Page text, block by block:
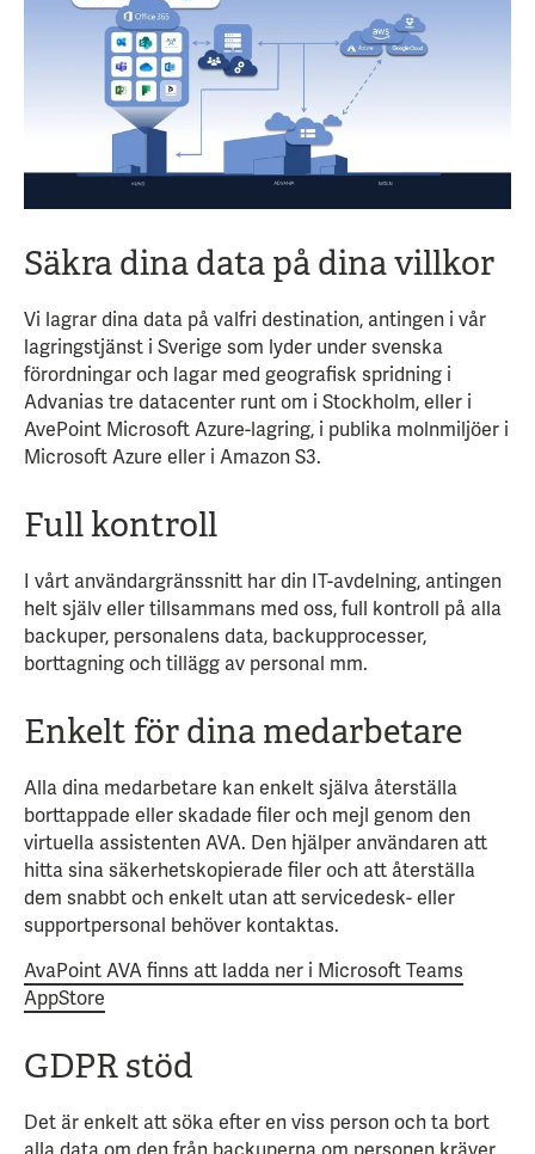
Säkra dina data på dina villkor
Vi lagrar dina data på valfri destination, antingen i vår
lagringstjänst i Sverige som lyder under svenska
förordningar och lagar med geografisk spridning i
Advanias tre datacenter runt om i Stockholm, eller i
AvePoint Microsoft Azure-lagring, i publika molnmiljöer i
Microsoft Azure eller i Amazon S3.
Full kontroll
I vårt användargränssnitt har din IT-avdelning, antingen
helt själv eller tillsammans med oss, full kontroll på alla
backuper, personalens data, backupprocesser,
borttagning och tillägg av personal mm.
Enkelt för dina medarbetare
Alla dina medarbetare kan enkelt själva återställa
borttappade eller skadade filer och mejl genom den
virtuella assistenten AVA. Den hjälper användaren att
hitta sina säkerhetskopierade filer och att återställa
dem snabbt och enkelt utan att servicedesk- eller
supportpersonal behöver kontaktas.
AvaPoint AVA finns att ladda ner i Microsoft Teams
AppStore
GDPR stöd
Det är enkelt att söka efter en viss person och ta bort